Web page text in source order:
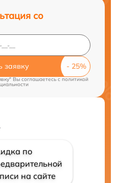
со
заявку
Вы соглашаетесь cполитикой
по
на сайте